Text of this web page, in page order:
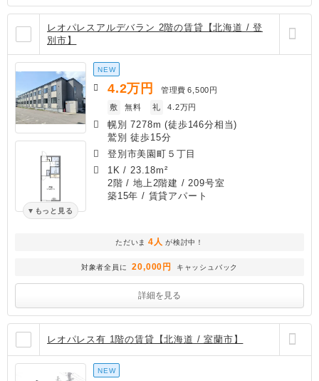
レオパレスアルデバラン 2階の賃貸【北海道 / 登
別市】
もっと見る
NEW
4.2万円 管理費 6,500円
敷
無料 礼 4.2万円
幌別 7278m (徒歩146分相当)
鷲別 徒歩15分
登別市美園町５丁目
1K / 23.18m²
2階 / 地上2階建 / 209号室
築15年 / 賃貸アパート
ただいま 4人 が検討中！
対象者全員に 20,000円 キャッシュバック
詳細を見る
レオパレス有 1階の賃貸【北海道 / 室蘭市】
NEW